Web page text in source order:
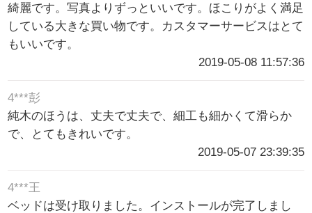
綺麗です。写真よりずっといいです。ほこりがよく満足
している大きな買い物です。カスタマーサービスはとて
もいいです。
2019-05-08 11:57:36
4***彭
純木のほうは、丈夫で丈夫で、細工も細かくて滑らか
で、とてもきれいです。
2019-05-07 23:39:35
4***王
ベッドは受け取りました。インストールが完了しまし